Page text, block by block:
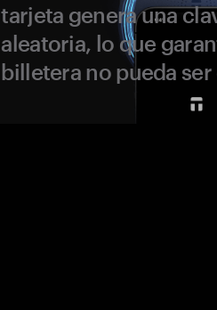
tarjeta genera una
aleatoria, lo que
billetera no pueda